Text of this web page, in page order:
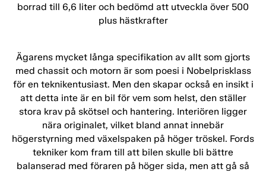
borrad till 6,6 liter och bedömd att utveckla över 500
plus hästkrafter
Ägarens mycket långa specifikation av allt som gjorts
med chassit och motorn är som poesi i Nobelprisklass
för en teknikentusiast. Men den skapar också en insikt i
att detta inte är en bil för vem som helst, den ställer
stora krav på skötsel och hantering. Interiören ligger
nära originalet, vilket bland annat innebär
högerstyrning med växelspaken på höger tröskel. Fords
tekniker kom fram till att bilen skulle bli bättre
balanserad med föraren på höger sida, men att gå så